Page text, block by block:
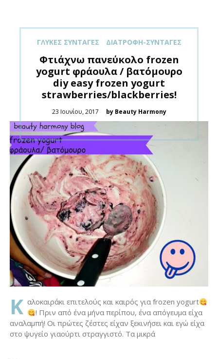
ΓΛΥΚΈΣ ΣΥΝΤΑΓΈΣ ΔΙΑΤΡΟΦΉ-ΣΥΝΤΑΓΈΣ
Φτιάχνω πανεύκολο frozen
yogurt φράουλα / βατόμουρο
diy easy frozen yogurt
strawberries/blackberries!
Posted
23 Ιουνίου, 2017 by Beauty Harmony
K αλοκαιράκι επιτελούς και καιρός για frozen yogurt
! Πριν από ένα μήνα περίπου, ένα απόγευμα είχα
αναλαμπή! Οι πρώτες ζέστες είχαν ξεκινήσει και εγώ είχα
στο ψυγείο γιαούρτι στραγγιστό. Τα μικρά